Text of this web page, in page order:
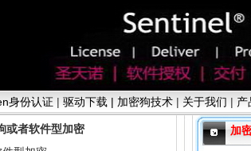
身份认证 | 驱动下载 | 加密狗技术 | 关于我们 | 产
或者软件型加密
加密